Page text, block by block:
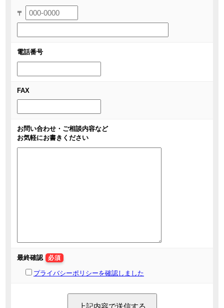
〒
電話番号
FAX
お問い合わせ・ご相談内容など
お気軽にお書きください
最終確認 必須
プライバシーポリシーを確認しました